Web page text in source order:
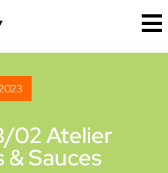
02 Atelier
Sauces